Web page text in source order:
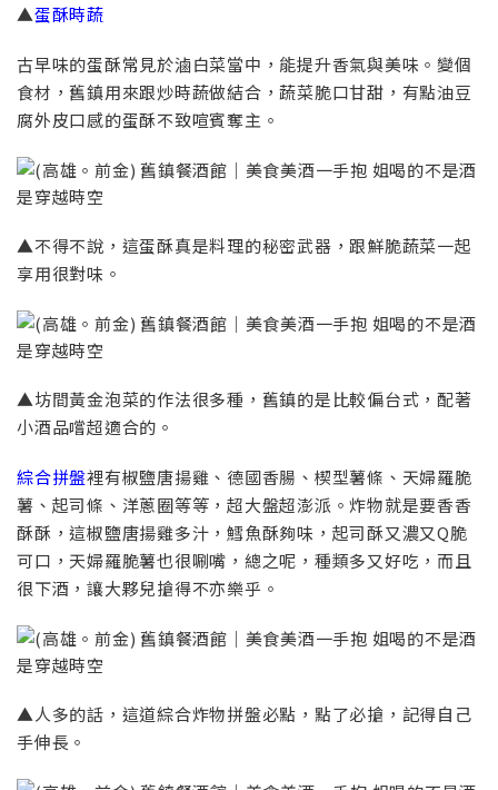
▲蛋酥時蔬
古早味的蛋酥常見於滷白菜當中，能提升香氣與美味。變個
食材，舊鎮用來跟炒時蔬做結合，蔬菜脆口甘甜，有點油豆
腐外皮口感的蛋酥不致喧賓奪主。
▲不得不說，這蛋酥真是料理的秘密武器，跟鮮脆蔬菜一起
享用很對味。
▲坊間黃金泡菜的作法很多種，舊鎮的是比較偏台式，配著
小酒品嚐超適合的。
綜合拼盤裡有椒鹽唐揚雞、德國香腸、楔型薯條、天婦羅脆
薯、起司條、洋蔥圈等等，超大盤超澎派。炸物就是要香香
酥酥，這椒鹽唐揚雞多汁，鱈魚酥夠味，起司酥又濃又Q脆
可口，天婦羅脆薯也很唰嘴，總之呢，種類多又好吃，而且
很下酒，讓大夥兒搶得不亦樂乎。
▲人多的話，這道綜合炸物拼盤必點，點了必搶，記得自己
手伸長。